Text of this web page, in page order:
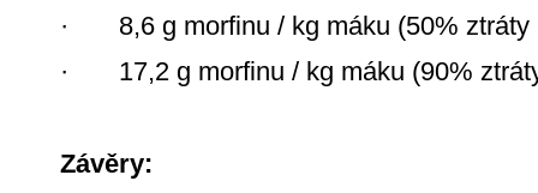
· 8,6 g morfinu / kg máku (50% ztráty
· 17,2 g morfinu / kg máku (90%
Závěry: